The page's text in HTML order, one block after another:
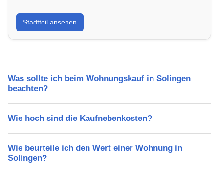
Erfahre mehr über deinen Stadtteil in Solingen:
Lebensqualität, Verkehrsanbindung, Schulen,
Freizeitmöglichkeiten und Mietpreise.
Stadtteil ansehen
Was sollte ich beim Wohnungskauf in Solingen
beachten?
Wie hoch sind die Kaufnebenkosten?
Wie beurteile ich den Wert einer Wohnung in
Solingen?